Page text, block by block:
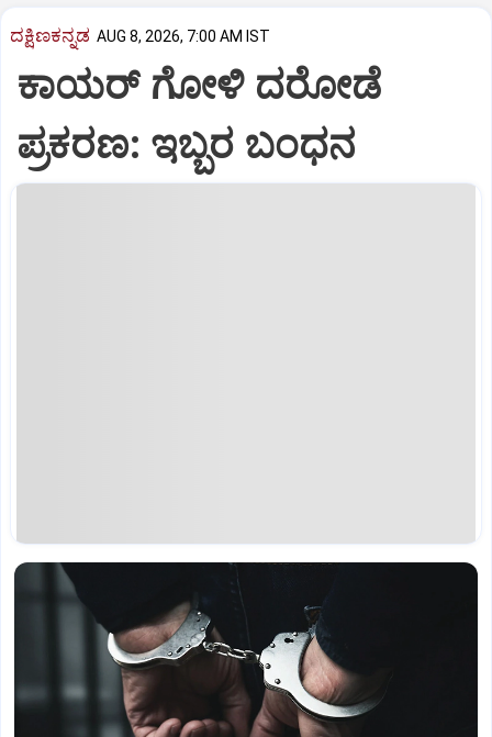
ದಕ್ಷಿಣಕನ್ನಡ AUG 8, 2026, 7:00 AM IST
ಕಾಯರ್ ಗೋಳಿ ದರೋಡೆ
ಪ್ರಕರಣ: ಇಬ್ಬರ ಬಂಧನ